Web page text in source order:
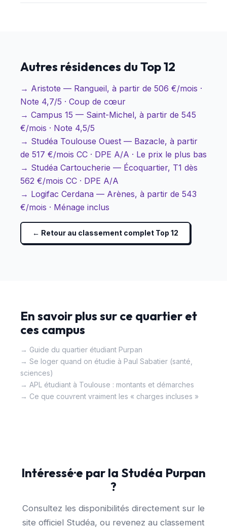
Autres résidences du Top 12
→ Aristote — Rangueil, à partir de 506 €/mois ·
Note 4,7/5 · Coup de cœur
→ Campus 15 — Saint-Michel, à partir de 545
€/mois · Note 4,5/5
→ Studéa Toulouse Ouest — Bazacle, à partir
de 517 €/mois CC · DPE A/A · Le prix le plus bas
→ Studéa Cartoucherie — Écoquartier, T1 dès
562 €/mois CC · DPE A/A
→ Logifac Cerdana — Arènes, à partir de 543
€/mois · Ménage inclus
← Retour au classement complet Top 12
En savoir plus sur ce quartier et
ces campus
→ Guide du quartier étudiant Purpan
→ Se loger quand on étudie à Paul Sabatier (santé,
sciences)
→ APL étudiant à Toulouse : montants et démarches
→ Ce que couvrent vraiment les « charges incluses »
Intéressé·e par la Studéa Purpan
?
Consultez les disponibilités directement sur le
site officiel Studéa, ou revenez au classement